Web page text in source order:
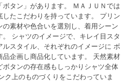
タン」があります。 ＭＡＪＵＮでは
たこだわりを持っています。 プリン
の素材や色合いを選別し、着用シーン
シャツのイメージで、キレイ目スタ
スタイル、それぞれのイメージに ボ
品企画し商品化しています。 天然素材
ボタンの存在感もしっかりシャツ全体
ク上のものづくりをこだわっていま